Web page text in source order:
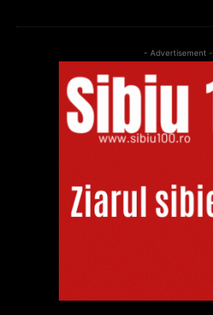
- Advertisement -